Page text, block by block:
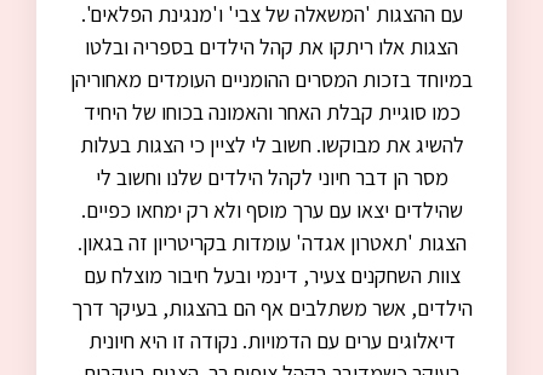
עם ההצגות 'המשאלה של צבי' ו'מנגינת הפלאים'.
הצגות אלו ריתקו את קהל הילדים בספריה ובלטו
במיוחד בזכות המסרים ההומניים העומדים מאחוריהן
כמו סוגיית קבלת האחר והאמונה בכוחו של היחיד
להשיג את מבוקשו. חשוב לי לציין כי הצגות בעלות
מסר הן דבר חיוני לקהל הילדים שלנו וחשוב לי
שהילדים יצאו עם ערך מוסף ולא רק ימחאו כפיים.
הצגות 'תאטרון אגדה' עומדות בקריטריון זה בגאון.
צוות השחקנים צעיר, דינמי ובעל חיבור מוצלח עם
הילדים, אשר משתלבים אף הם בהצגות, בעיקר דרך
דיאלוגים ערים עם הדמויות. נקודה זו היא חיונית